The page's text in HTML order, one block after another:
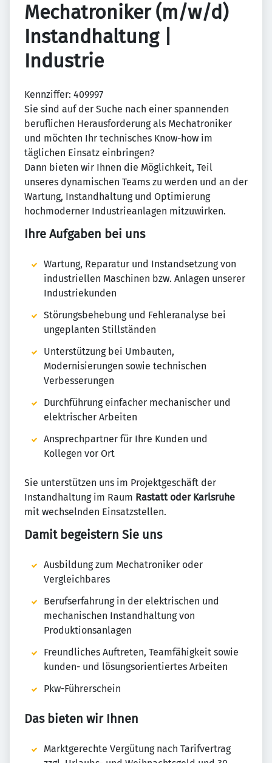
Mechatroniker (m/w/d)
Instandhaltung |
Industrie
Kennziffer: 409997
Sie sind auf der Suche nach einer spannenden
beruflichen Herausforderung als Mechatroniker
und möchten Ihr technisches Know-how im
täglichen Einsatz einbringen?
Dann bieten wir Ihnen die Möglichkeit, Teil
unseres dynamischen Teams zu werden und an der
Wartung, Instandhaltung und Optimierung
hochmoderner Industrieanlagen mitzuwirken.
Ihre Aufgaben bei uns
Wartung, Reparatur und Instandsetzung von
industriellen Maschinen bzw. Anlagen unserer
Industriekunden
Störungsbehebung und Fehleranalyse bei
ungeplanten Stillständen
Unterstützung bei Umbauten,
Modernisierungen sowie technischen
Verbesserungen
Durchführung einfacher mechanischer und
elektrischer Arbeiten
Ansprechpartner für Ihre Kunden und
Kollegen vor Ort
Sie unterstützen uns im Projektgeschäft der
Instandhaltung im Raum Rastatt oder Karlsruhe
mit wechselnden Einsatzstellen.
Damit begeistern Sie uns
Ausbildung zum Mechatroniker oder
Vergleichbares
Berufserfahrung in der elektrischen und
mechanischen Instandhaltung von
Produktionsanlagen
Freundliches Auftreten, Teamfähigkeit sowie
kunden- und lösungsorientiertes Arbeiten
Pkw-Führerschein
Das bieten wir Ihnen
Marktgerechte Vergütung nach Tarifvertrag